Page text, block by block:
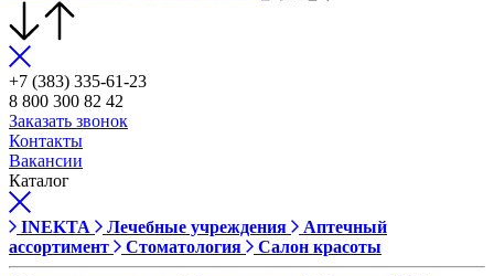
+7 (383) 335-61-23
8 800 300 82 42
Заказать звонок
Контакты
Вакансии
Каталог
INEKTA Лечебные учреждения
Аптечный
ассортимент
Стоматология Салон красоты